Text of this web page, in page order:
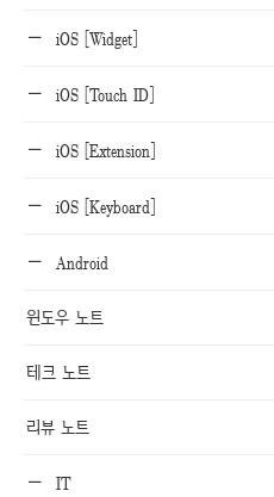
iOS [Widget]
iOS [Touch ID]
iOS [Extension]
iOS [Keyboard]
Android
윈도우 노트
테크 노트
리뷰 노트
IT